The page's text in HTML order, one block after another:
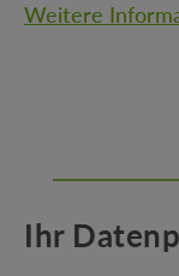
Weitere
Ihr